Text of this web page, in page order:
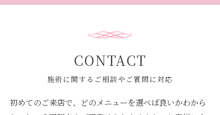
施術に関するご相談やご質問に対応
CONTACT
初めてのご来店で、どのメニューを選べば良いかわから